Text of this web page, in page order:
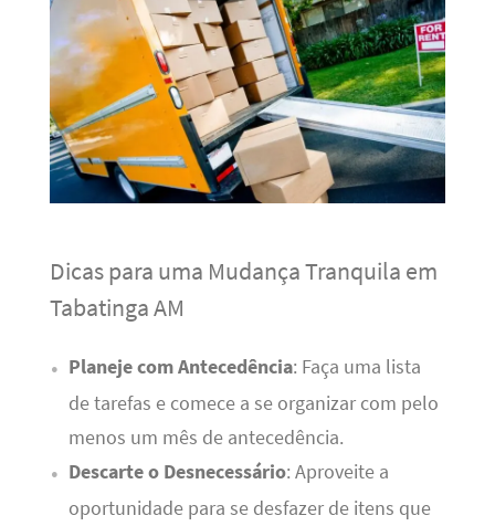
Dicas para uma Mudança Tranquila em
Tabatinga AM
Planeje com Antecedência: Faça uma lista
de tarefas e comece a se organizar com pelo
menos um mês de antecedência.
Descarte o Desnecessário: Aproveite a
oportunidade para se desfazer de itens que